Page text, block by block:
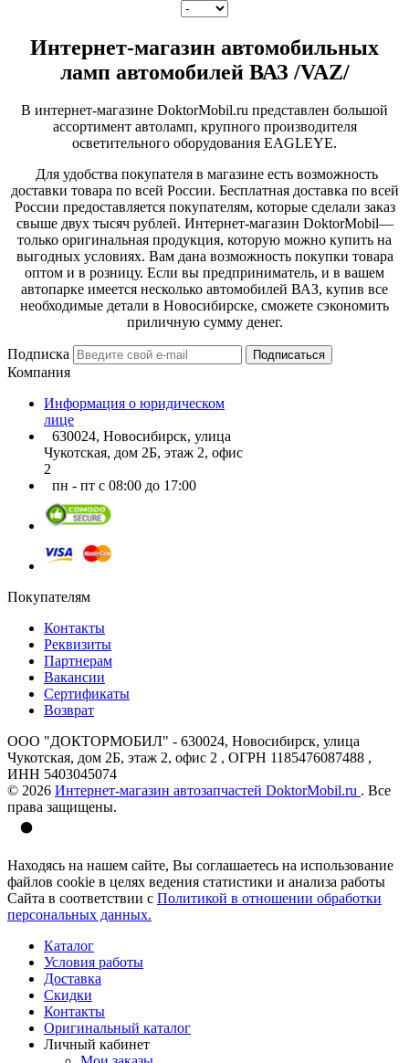
Интернет-магазин автомобильных
ламп автомобилей ВАЗ /VAZ/
В интернет-магазине DoktorMobil.ru представлен большой
ассортимент автоламп, крупного производителя
осветительного оборудования EAGLEYE.
Для удобства покупателя в магазине есть возможность
доставки товара по всей России. Бесплатная доставка по всей
России предоставляется покупателям, которые сделали заказ
свыше двух тысяч рублей. Интернет-магазин DoktorMobil—
только оригинальная продукция, которую можно купить на
выгодных условиях. Вам дана возможность покупки товара
оптом и в розницу. Если вы предприниматель, и в вашем
автопарке имеется несколько автомобилей ВАЗ, купив все
необходимые детали в Новосибирске, сможете сэкономить
приличную сумму денег.
Подписка Подписаться
Компания
Информация о юридическом
лице
630024, Новосибирск, улица
Чукотская, дом 2Б, этаж 2, офис
2
пн - пт с 08:00 до 17:00
Покупателям
Контакты
Реквизиты
Партнерам
Вакансии
Сертификаты
Возврат
ООО "ДОКТОРМОБИЛ" - 630024, Новосибирск, улица
Чукотская, дом 2Б, этаж 2, офис 2 , ОГРН 1185476087488 ,
ИНН 5403045074
© 2026 Интернет-магазин автозапчастей DoktorMobil.ru . Все
права защищены.
Находясь на нашем сайте, Вы соглашаетесь на использование
файлов cookie в целях ведения статистики и анализа работы
Сайта в соответствии с Политикой в отношении обработки
персональных данных.
Каталог
Условия работы
Доставка
Скидки
Контакты
Оригинальный каталог
Личный кабинет